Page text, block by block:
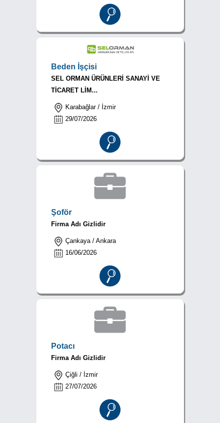
Beden İşçisi
SEL ORMAN ÜRÜNLERİ SANAYİ VE
TİCARET LİM...
Karabağlar / İzmir
29/07/2026
Şoför
Firma Adı Gizlidir
Çankaya / Ankara
16/06/2026
Potacı
Firma Adı Gizlidir
Çiğli / İzmir
27/07/2026